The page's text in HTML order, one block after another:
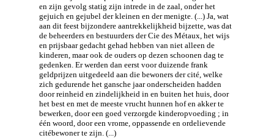
en zijn gevolg statig zijn intrede in de zaal, onder het
gejuich en gejubel der kleinen en der menigte. (...) Ja, wat
aan dit feest bijzondere aantrekkelijkheid bijzette, was dat
de beheerders en bestuurders der Cie des Métaux, het wijs
en prijsbaar gedacht gehad hebben van niet alleen de
kinderen, maar ook de ouders op dezen schoonen dag te
gedenken. Er werden dan eerst voor duizende frank
geldprijzen uitgedeeld aan die bewoners der cité, welke
zich gedurende het gansche jaar onderscheiden hadden
door reinheid en zindelijkheid in en buiten het huis, door
het best en met de meeste vrucht hunnen hof en akker te
bewerken, door een goed verzorgde kinderopvoeding ; in
één woord, door een vrome, oppassende en ordelievende
citébewoner te zijn. (...)